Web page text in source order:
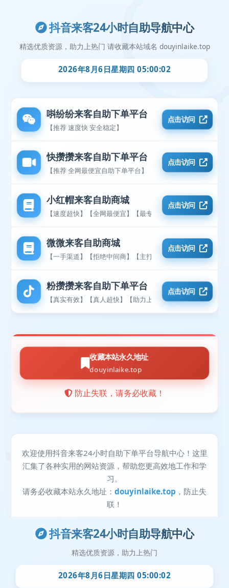
抖音来客24小时自助导航中心
精选优质资源，助力上热门
2026年8月6日星期四 05:00:02